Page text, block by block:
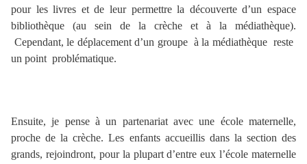
pour les livres et de leur permettre la découverte d’un espace
bibliothèque (au sein de la crèche et à la médiathèque).
Cependant, le déplacement d’un groupe à la médiathèque reste
un point problématique.
Ensuite, je pense à un partenariat avec une école maternelle,
proche de la crèche. Les enfants accueillis dans la section des
grands, rejoindront, pour la plupart d’entre eux l’école maternelle